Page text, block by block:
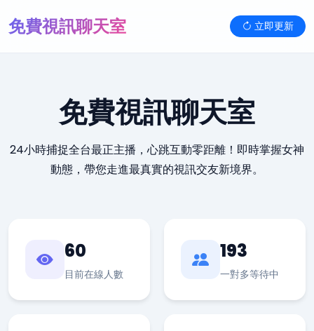
免費視訊聊天室 立即更新
免費視訊聊天室
24小時捕捉全台最正主播，心跳互動零距離！即時掌握女神
動態，帶您走進最真實的視訊交友新境界。
60
目前在線人數
193
一對多等待中